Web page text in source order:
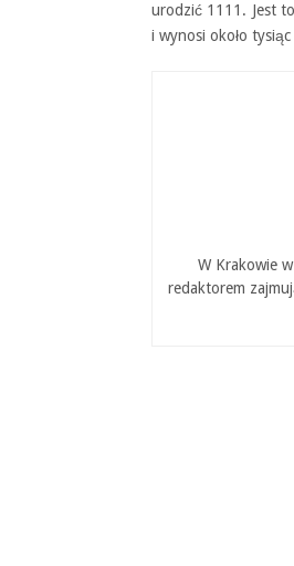
urodzić 1111. Jest
i wynosi około
W Krakowie
redaktorem